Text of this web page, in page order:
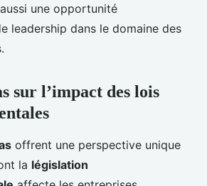
une opportunité
leadership dans le domaine des
sur l’impact des lois
offrent une perspective unique
la législation